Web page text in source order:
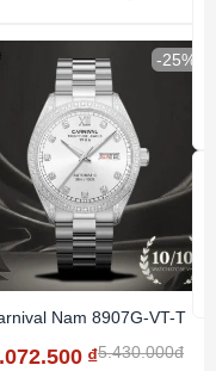
-25%
Nam 8907G-VT-T
₫5.430.000đ